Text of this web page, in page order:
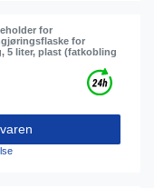
for
for
5 liter, plast (fatkobling